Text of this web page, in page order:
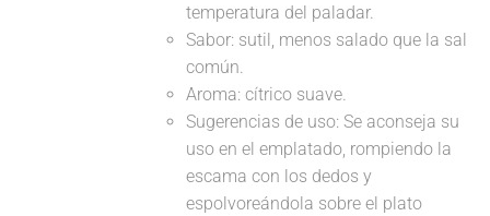
temperatura del paladar.
Sabor: sutil, menos salado que la sal
común.
Aroma: cítrico suave.
Sugerencias de uso: Se aconseja su
uso en el emplatado, rompiendo la
escama con los dedos y
espolvoreándola sobre el plato